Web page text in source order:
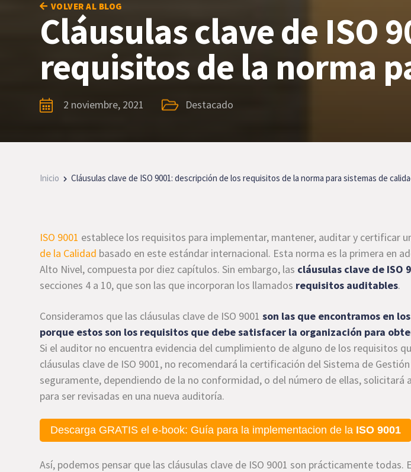
VOLVER AL BLOG
Cláusulas clave de ISO
requisitos de la norma
2 noviembre, 2021 Destacado
Inicio Cláusulas clave de ISO 9001: descripción de los requisitos de la norma para sistemas de
ISO 9001 establece los requisitos para implementar, mantener, auditar y certificar
de la Calidad basado en este estándar internacional. Esta norma es la primera en
Alto Nivel, compuesta por diez capítulos. Sin embargo, las cláusulas clave de ISO
secciones 4 a 10, que son las que incorporan los llamados requisitos auditables.
Consideramos que las cláusulas clave de ISO 9001son las que encontramos en
porque estos son los requisitos que debe satisfacer la organización para
Si el auditor no encuentra evidencia del cumplimiento de alguno de los requisitos
cláusulas clave de ISO 9001, no recomendará la certificación del Sistema de
seguramente, dependiendo de la no conformidad, o del número de ellas, solicitará
para ser revisadas en una nueva auditoría.
Descarga GRATIS el e-book: Guía para la implementacion de la ISO 9001
Así, podemos pensar que las cláusulas clave de ISO 9001 son prácticamente todas.